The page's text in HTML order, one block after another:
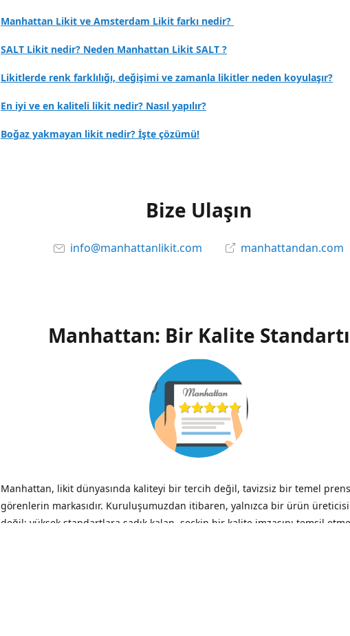
Manhattan Likit ve Amsterdam Likit farkı nedir?
SALT Likit nedir? Neden Manhattan Likit SALT ?
Likitlerde renk farklılığı, değişimi ve zamanla likitler neden koyulaşır?
En iyi ve en kaliteli likit nedir? Nasıl yapılır?
Boğaz yakmayan likit nedir? İşte çözümü!
Bize Ulaşın
info@manhattanlikit.com manhattandan.com
Manhattan: Bir Kalite Standartı
Manhattan, likit dünyasında kaliteyi bir tercih değil, tavizsiz bir temel
görenlerin markasıdır. Kuruluşumuzdan itibaren, yalnızca bir ürün üreticisi
değil; yüksek standartlara sadık kalan, seçkin bir kalite imzasını temsil